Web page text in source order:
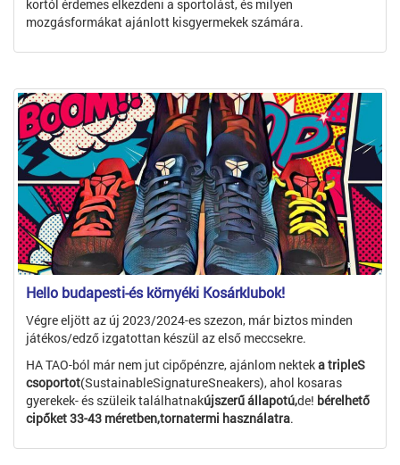
kortól érdemes elkezdeni a sportolást, és milyen
mozgásformákat ajánlott kisgyermekek számára.
Hello budapesti-és környéki Kosárklubok!
Végre eljött az új 2023/2024-es szezon, már biztos minden
játékos/edző izgatottan készül az első meccsekre.
HA TAO-ból már nem jut cipőpénzre, ajánlom nekteka tripleS
csoportot(SustainableSignatureSneakers), ahol kosaras
gyerekek- és szüleik találhatnakújszerű állapotú,de! bérelhető
cipőket 33-43 méretben,tornatermi használatra.